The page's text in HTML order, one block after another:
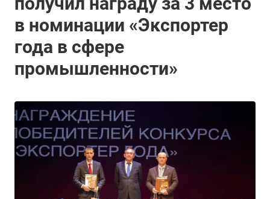
в номинации «Экспортер
года в сфере
промышленности»